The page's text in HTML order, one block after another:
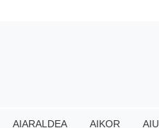
AIARALDEA AIKOR